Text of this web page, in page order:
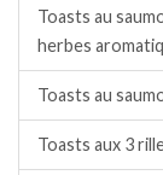
Toasts au
herbes
Toasts au
Toasts aux 3